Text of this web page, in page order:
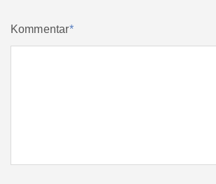
Kommentar*